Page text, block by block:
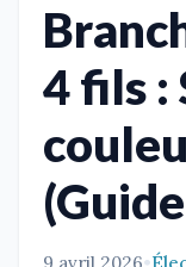
4 fils :